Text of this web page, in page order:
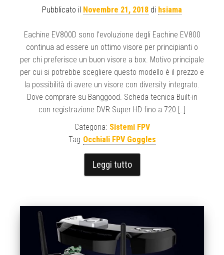
Pubblicato il Novembre 21, 2018 di hsiama
Eachine EV800D sono l’evoluzione degli Eachine EV800
continua ad essere un ottimo visore per principianti o
per chi preferisce un buon visore a box. Motivo principale
per cui si potrebbe scegliere questo modello è il prezzo e
la possibilità di avere un visore con diversity integrato.
Dove comprare su Banggood. Scheda tecnica Built-in
con registrazione DVR Super HD fino a 720 […]
Categoria: Sistemi FPV
Tag Occhiali FPV Goggles
Leggi tutto